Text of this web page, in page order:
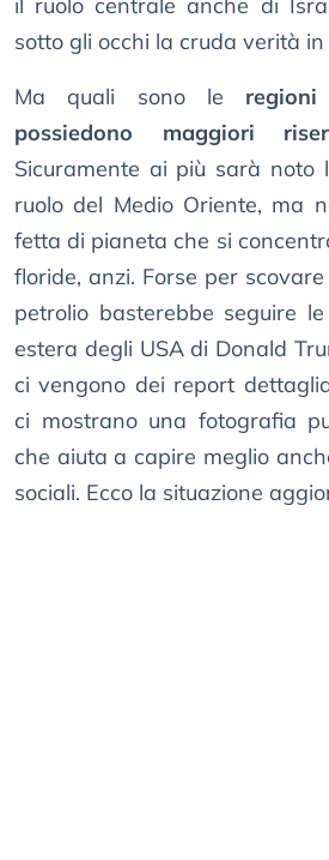
il ruolo centrale anche di
sotto gli occhi la cruda verità
Ma quali sono le
possiedono maggiori
Sicuramente ai più sarà noto
ruolo del Medio Oriente, ma
fetta di pianeta che si
floride, anzi. Forse per
petrolio basterebbe seguire
estera degli USA di Donald
ci vengono dei report
ci mostrano una fotografia
che aiuta a capire meglio
sociali. Ecco la situazione